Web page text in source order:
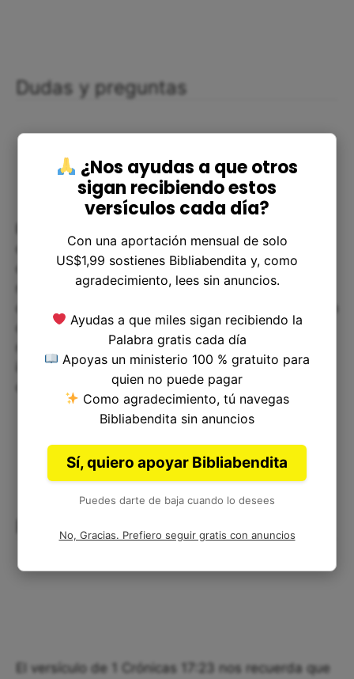
Dudas y preguntas
cómo pueden saber qué promesas son de Dios y
cuáles no lo son. En estos casos, es
recomendable leer la Biblia y orar para tener
de líderes de nuestra iglesia y guiarnos por
nuestros propios instintos. Sin embargo, es
importante recordar que, en última instancia,
debemos confiar en la voluntad de Dios.
Reflexiones finales
El versículo de 1 Crónicas 17:23 nos recuerda que
¿Nos ayudas a que otros
sigan recibiendo estos
versículos cada día?
Con una aportación mensual de solo
US$1,99 sostienes Bibliabendita y, como
agradecimiento, lees sin anuncios.
Ayudas a que miles sigan recibiendo la
Palabra gratis cada día
Apoyas un ministerio 100 % gratuito para
quien no puede pagar
Como agradecimiento, tú navegas
Bibliabendita sin anuncios
Sí, quiero apoyar Bibliabendita
Puedes darte de baja cuando lo desees
No, Gracias. Prefiero seguir gratis con anuncios